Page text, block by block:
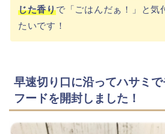
じた香りで「ごはんだぁ！」と気
たいです！
早速切り口に沿ってハサミ
フードを開封しました！